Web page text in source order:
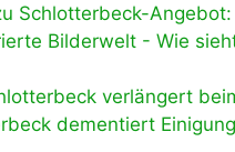
Schlotterbeck-
Bilderwelt - Wie
verlängert
dementiert